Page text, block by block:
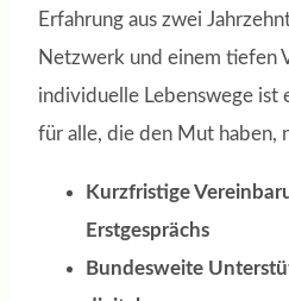
Erfahrung aus zwei
Netzwerk und einem tiefen
individuelle Lebenswege ist
für alle, die den Mut haben,
Kurzfristige
Erstgesprächs
Bundesweite